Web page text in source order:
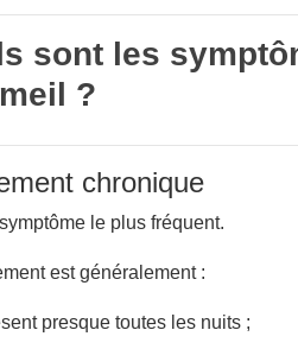
sont les
?
chronique
le plus fréquent.
est généralement :
presque toutes les nuits ;